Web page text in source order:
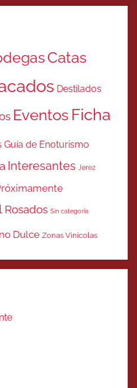
Catas
Destilados
Eventos Ficha
Guía de Enoturismo
Interesantes Jerez
Rosados Sin categoría
Dulce Zonas Vinicolas